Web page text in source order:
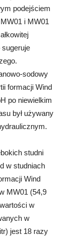
podejściem
i MW01
sodowy
formacji Wind
po niewielkim
był używany
studni
w studniach
Wind
MW01 (54,9
w
w
jest 18 razy